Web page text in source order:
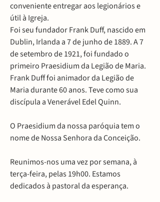
conveniente entregar aos legionários e
útil à Igreja.
Foi seu fundador Frank Duff, nascido em
Dublin, Irlanda a 7 de junho de 1889. A 7
de setembro de 1921, foi fundado o
primeiro Praesidium da Legião de Maria.
Frank Duff foi animador da Legião de
Maria durante 60 anos. Teve como sua
discípula a Venerável Edel Quinn.
O Praesidium da nossa paróquia tem o
nome de Nossa Senhora da Conceição.
Reunimos-nos uma vez por semana, à
terça-feira, pelas 19h00. Estamos
dedicados à pastoral da esperança.